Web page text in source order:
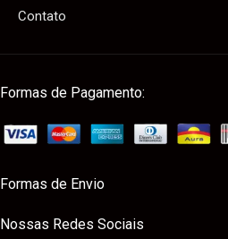
Contato
Formas de Pagamento:
Formas de Envio
Nossas Redes Sociais